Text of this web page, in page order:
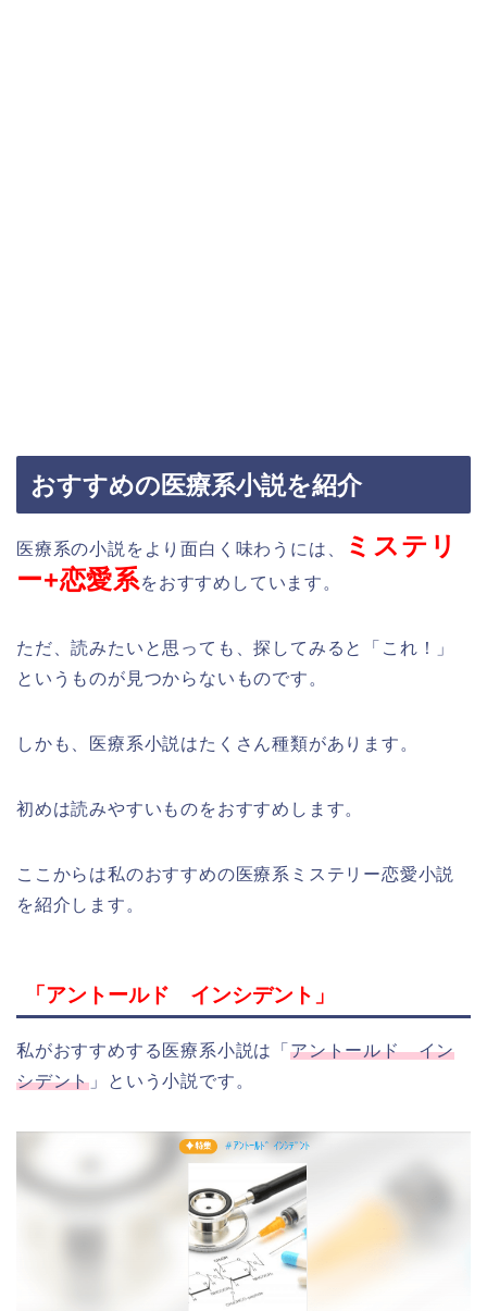
おすすめの医療系小説を紹介
医療系の小説をより面白く味わうには、
ミステリ
ー+恋愛系をおすすめしています。
ただ、読みたいと思っても、探してみると「これ！」
というものが見つからないものです。
しかも、医療系小説はたくさん種類があります。
初めは読みやすいものをおすすめします。
ここからは私のおすすめの医療系ミステリー恋愛小説
を紹介します。
「アントールド インシデント」
私がおすすめする医療系小説は「 アントールド イン
シデント 」という小説です。